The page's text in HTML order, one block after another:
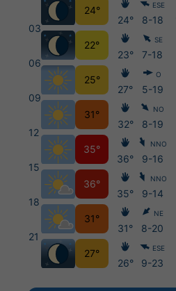
03
06
09
12
15
18
21
24°
22°
25°
31°
35°
36°
31°
27°
24°
23°
27°
32°
36°
35°
31°
26°
ESE
8-18
SE
7-18
O
5-19
NO
8-19
NNO
9-16
NNO
9-14
NE
8-20
ESE
9-23